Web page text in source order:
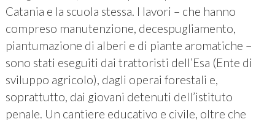
Catania e la scuola stessa. I lavori – che hanno
compreso manutenzione, decespugliamento,
piantumazione di alberi e di piante aromatiche –
sono stati eseguiti dai trattoristi dell’Esa (Ente di
sviluppo agricolo), dagli operai forestali e,
soprattutto, dai giovani detenuti dell’istituto
penale. Un cantiere educativo e civile, oltre che